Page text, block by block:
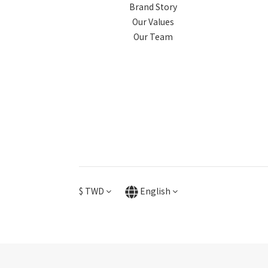
Brand Story
Our Values
Our Team
$ TWD English